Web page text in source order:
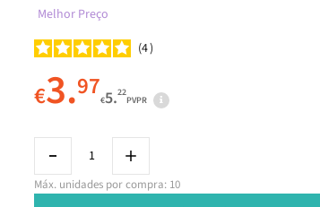
Melhor Preço
4
€3.97€5.22
PVPR
Máx. unidades por compra: 10